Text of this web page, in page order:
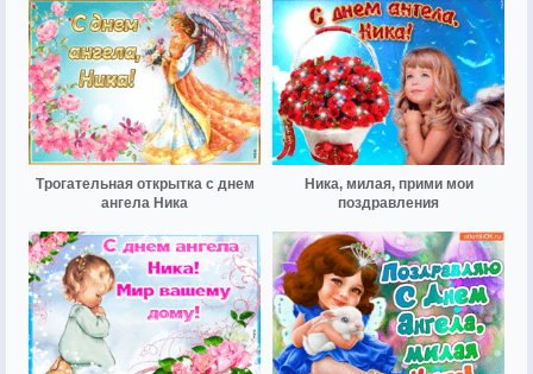
Трогательная открытка с днем
ангела Ника
Ника, милая, прими мои
поздравления